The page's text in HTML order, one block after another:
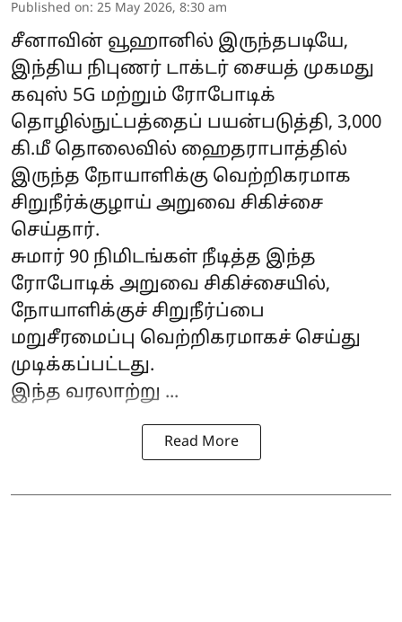
Published on: 25 May 2026, 8:30 am
சீனாவின் வூஹானில் இருந்தபடியே,
இந்திய நிபுணர் டாக்டர் சையத் முகமது
கவுஸ் 5G மற்றும் ரோபோடிக்
தொழில்நுட்பத்தைப் பயன்படுத்தி, 3,000
கி.மீ தொலைவில் ஹைதராபாத்தில்
இருந்த நோயாளிக்கு வெற்றிகரமாக
சிறுநீர்க்குழாய் அறுவை சிகிச்சை
செய்தார்.
சுமார் 90 நிமிடங்கள் நீடித்த இந்த
ரோபோடிக் அறுவை சிகிச்சையில்,
நோயாளிக்குச் சிறுநீர்ப்பை
மறுசீரமைப்பு வெற்றிகரமாகச் செய்து
முடிக்கப்பட்டது.
இந்த வரலாற்று ...
Read More